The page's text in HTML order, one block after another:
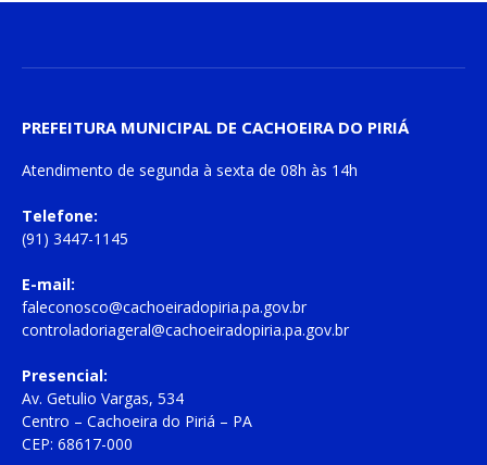
PREFEITURA MUNICIPAL DE CACHOEIRA DO PIRIÁ
Atendimento de segunda à sexta de 08h às 14h
Telefone:
(91) 3447-1145
E-mail:
faleconosco@cachoeiradopiria.pa.gov.br
controladoriageral@cachoeiradopiria.pa.gov.br
Presencial:
Av. Getulio Vargas, 534
Centro – Cachoeira do Piriá – PA
CEP: 68617-000